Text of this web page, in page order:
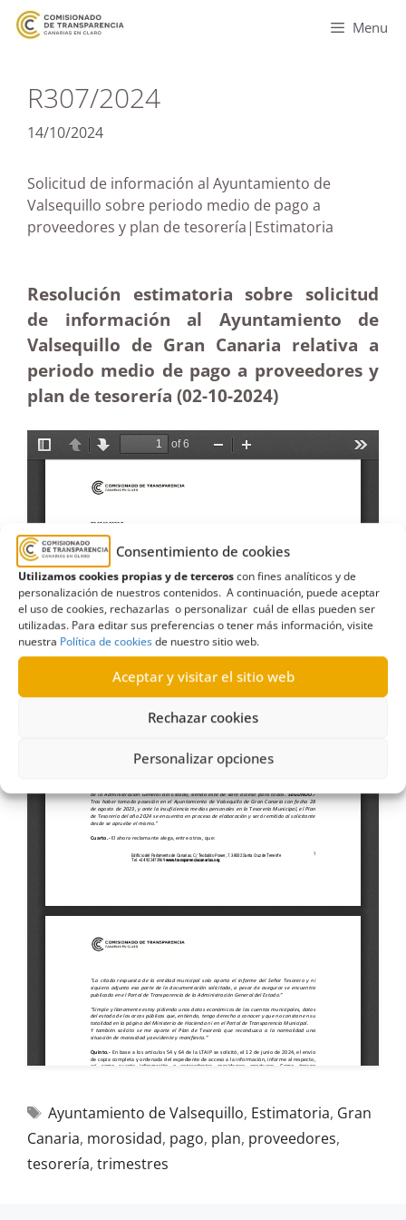
Consentimiento de cookies
Utilizamos cookies propias y de terceroscon fines analíticos y de
personalización de nuestros contenidos. A continuación, puede aceptar
el uso de cookies, rechazarlas o personalizar cuál de ellas pueden ser
utilizadas. Para editar sus preferencias o tener más información, visite
nuestra Política de cookiesde nuestro sitio web.
Aceptar y visitar el sitio web
Rechazar cookies
Personalizar opciones
Menu
R307/2024
14/10/2024
Solicitud de información al Ayuntamiento de
Valsequillo sobre periodo medio de pago a
proveedores y plan de tesorería|Estimatoria
Resolución estimatoria sobre solicitud
de información al Ayuntamiento de
Valsequillo de Gran Canaria relativa a
periodo medio de pago a proveedores y
plan de tesorería (02-10-2024)
Ayuntamiento de Valsequillo, Estimatoria, Gran
Canaria, morosidad, pago, plan, proveedores,
tesorería, trimestres